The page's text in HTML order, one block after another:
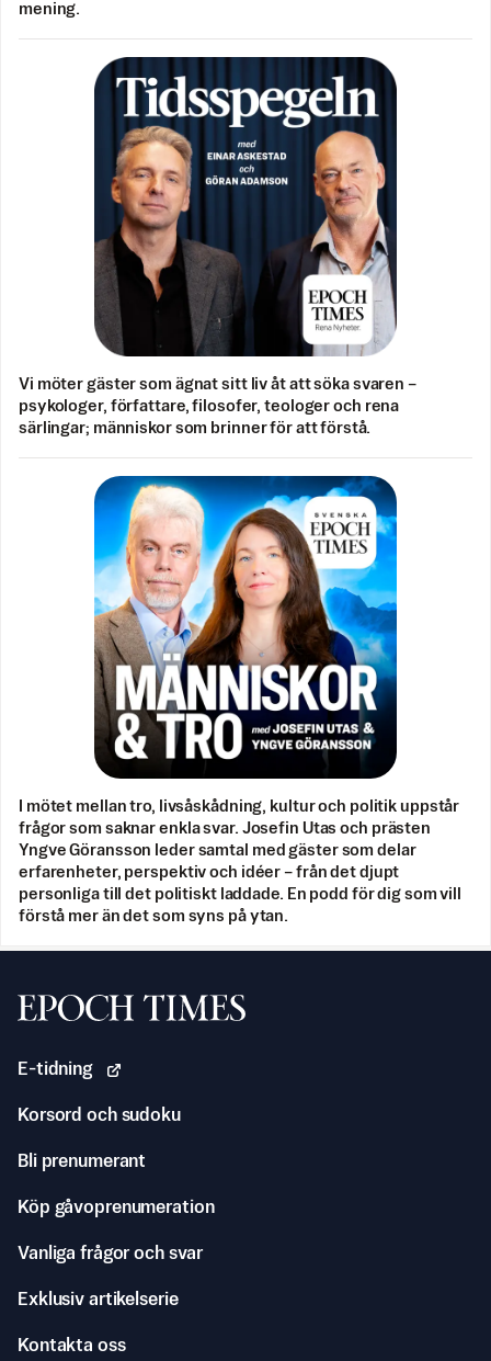
mening.
Vi möter gäster som ägnat sitt liv åt att söka svaren –
psykologer, författare, filosofer, teologer och rena
särlingar; människor som brinner för att förstå.
I mötet mellan tro, livsåskådning, kultur och politik uppstår
frågor som saknar enkla svar. Josefin Utas och prästen
Yngve Göransson leder samtal med gäster som delar
erfarenheter, perspektiv och idéer – från det djupt
personliga till det politiskt laddade. En podd för dig som vill
förstå mer än det som syns på ytan.
Svenska Epoch Times
E-tidning
Korsord och sudoku
Bli prenumerant
Köp gåvoprenumeration
Vanliga frågor och svar
Exklusiv artikelserie
Kontakta oss